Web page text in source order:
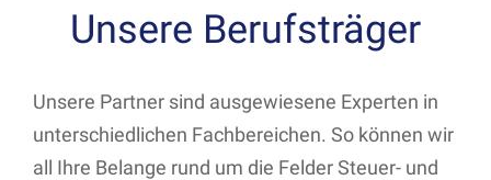
Unsere Berufsträger
Unsere Partner sind ausgewiesene Experten in
unterschiedlichen Fachbereichen. So können wir
all Ihre Belange rund um die Felder Steuer- und